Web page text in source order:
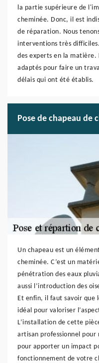
la partie supérieure de
cheminée. Donc, il est
de réparation. Nous
interventions très
des experts en la matière.
adaptés pour faire un
délais qui ont été établis.
Pose de chapeau de
Un chapeau est un
cheminée. C’est un
pénétration des eaux
aussi l’introduction des
Et enfin, il faut savoir que
idéal pour valoriser
L’installation de cette
artisan professionnel
pour apporter un impact
fonctionnement de votre